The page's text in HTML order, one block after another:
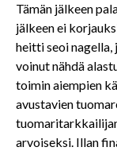
Tämän jälkeen
jälkeen ei
heitti seoi nagella,
voinut nähdä
toimin aiempien
avustavien
arvoiseksi. Illan